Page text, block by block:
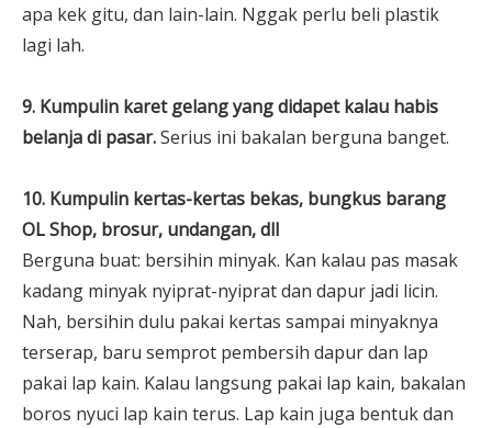
apa kek gitu, dan lain-lain. Nggak perlu beli plastik
lagi lah.
9. Kumpulin karet gelang yang didapet kalau habis
belanja di pasar.Serius ini bakalan berguna banget.
10. Kumpulin kertas-kertas bekas, bungkus barang
OL Shop, brosur, undangan, dll
Berguna buat: bersihin minyak. Kan kalau pas masak
kadang minyak nyiprat-nyiprat dan dapur jadi licin.
Nah, bersihin dulu pakai kertas sampai minyaknya
terserap, baru semprot pembersih dapur dan lap
pakai lap kain. Kalau langsung pakai lap kain, bakalan
boros nyuci lap kain terus. Lap kain juga bentuk dan